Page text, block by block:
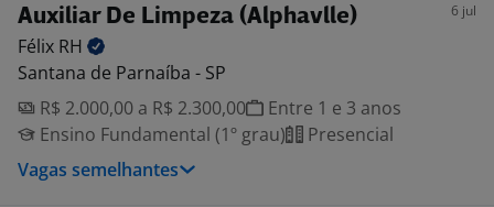
Auxiliar De Limpeza (Alphavlle) 6 jul
Félix RH
Santana de Parnaíba - SP
R$ 2.000,00 a R$ 2.300,00
Entre 1 e 3 anos
Ensino Fundamental (1º grau)
Presencial
Vagas semelhantes